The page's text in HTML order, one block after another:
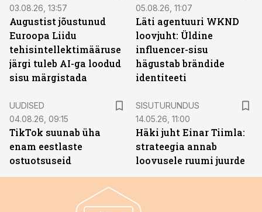
03.08.26, 13:57
Augustist jõustunud
Euroopa Liidu
tehisintellektimääruse
järgi tuleb AI-ga loodud
sisu märgistada
05.08.26, 11:07
Läti agentuuri WKND
loovjuht: Üldine
influencer-sisu
hägustab brändide
identiteeti
UUDISED
04.08.26, 09:15
TikTok suunab üha
enam eestlaste
ostuotsuseid
SISUTURUNDUS
14.05.26, 11:00
Häki juht Einar Tiimla:
strateegia annab
loovusele ruumi juurde